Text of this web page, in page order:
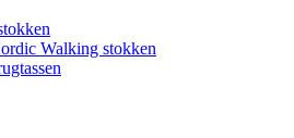
Walking stokken